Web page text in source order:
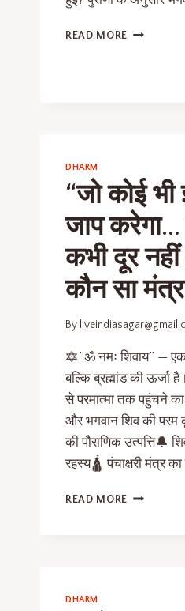
READ MORE
DHARM
“जो कोई
जाप
कभी दूर
कौन सा
By
🔯”ॐ नमः शिवाय” — एक
बल्कि ब्रह्मांड की ऊर्जा
से परमात्मा तक पहुंचने का
और भगवान शिव की परम
की पौराणिक उत्पत्ति🔔
रहस्य🛕 पंचाक्षरी मंत्र
READ MORE
DHARM